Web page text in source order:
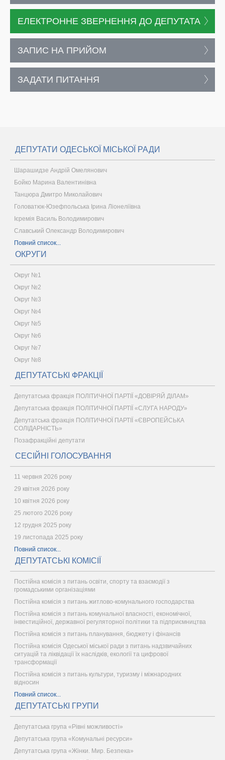
ЕЛЕКТРОННЕ ЗВЕРНЕННЯ ДО ДЕПУТАТА
ЗАПИС НА ПРИЙОМ
ЗАДАТИ ПИТАННЯ
ДЕПУТАТИ ОДЕСЬКОЇ МІСЬКОЇ РАДИ
Шарашидзе Андрій Омелянович
Бойко Марина Валентинівна
Танцюра Дмитро Миколайович
Головатюк-Юзефпольська Ірина Ліонеліївна
Ієремія Василь Володимирович
Славський Олександр Володимирович
Повний список...
ОКРУГИ
Округ №1
Округ №2
Округ №3
Округ №4
Округ №5
Округ №6
Округ №7
Округ №8
ДЕПУТАТСЬКІ ФРАКЦІЇ
Депутатська фракція ПОЛІТИЧНОЇ ПАРТІЇ «ДОВІРЯЙ ДІЛАМ»
Депутатська фракція ПОЛІТИЧНОЇ ПАРТІЇ «СЛУГА НАРОДУ»
Депутатська фракція ПОЛІТИЧНОЇ ПАРТІЇ «ЄВРОПЕЙСЬКА
СОЛІДАРНІСТЬ»
Позафракційні депутати
СЕСІЙНІ ГОЛОСУВАННЯ
11 червня 2026 року
29 квітня 2026 року
10 квітня 2026 року
25 лютого 2026 року
12 грудня 2025 року
19 листопада 2025 року
Повний список...
ДЕПУТАТСЬКІ КОМІСІЇ
Постійна комісія з питань освіти, спорту та взаємодії з
громадськими організаціями
Постійна комісія з питань житлово-комунального господарства
Постійна комісія з питань комунальної власності, економічної,
інвестиційної, державної регуляторної політики та підприємництва
Постійна комісія з питань планування, бюджету і фінансів
Постійна комісія Одеської міської ради з питань надзвичайних
ситуацій та ліквідації їх наслідків, екології та цифрової
трансформації
Постійна комісія з питань культури, туризму і міжнародних
відносин
Повний список...
ДЕПУТАТСЬКІ ГРУПИ
Депутатська група «Рівні можливості»
Депутатська група «Комунальні ресурси»
Депутатська група «Жінки. Мир. Безпека»